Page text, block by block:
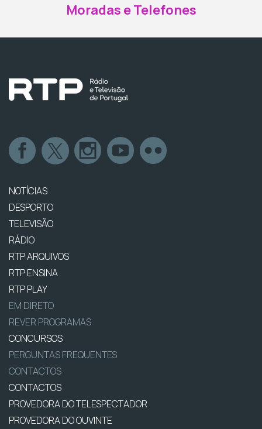
Moradas e Telefones
NOTÍCIAS
DESPORTO
TELEVISÃO
RÁDIO
RTP ARQUIVOS
RTP ENSINA
RTP PLAY
EM DIRETO
REVER PROGRAMAS
CONCURSOS
PERGUNTAS FREQUENTES
CONTACTOS
CONTACTOS
PROVEDORA DO TELESPECTADOR
PROVEDORA DO OUVINTE